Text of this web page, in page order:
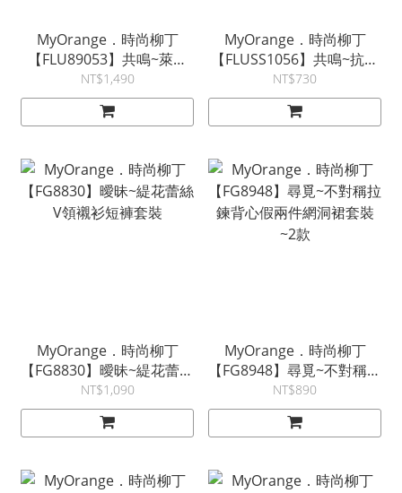
MyOrange．時尚柳丁
【FLU89053】共鳴~萊賽
爾天絲亞麻落肩小V領綁帶
洋裝~3色
NT$1,490
MyOrange．時尚柳丁
【FLUSS1056】共鳴~抗起
球絲光羊毛混紡圓領開釦針
織衫~4色
NT$730
MyOrange．時尚柳丁
【FG8830】曖昧~緹花蕾絲
V領襯衫短褲套裝
NT$1,090
MyOrange．時尚柳丁
【FG8948】尋覓~不對稱拉
鍊背心假兩件網洞裙套裝
~2款
NT$890